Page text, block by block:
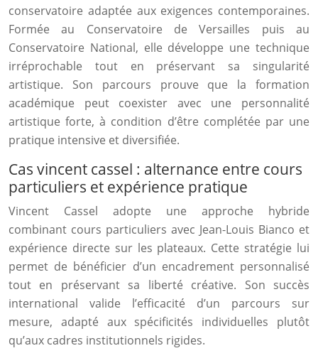
conservatoire adaptée aux exigences contemporaines.
Formée au Conservatoire de Versailles puis au
Conservatoire National, elle développe une technique
irréprochable tout en préservant sa singularité
artistique. Son parcours prouve que la formation
académique peut coexister avec une personnalité
artistique forte, à condition d’être complétée par une
pratique intensive et diversifiée.
Cas vincent cassel : alternance entre cours
particuliers et expérience pratique
Vincent Cassel adopte une approche hybride
combinant cours particuliers avec Jean-Louis Bianco et
expérience directe sur les plateaux. Cette stratégie lui
permet de bénéficier d’un encadrement personnalisé
tout en préservant sa liberté créative. Son succès
international valide l’efficacité d’un parcours sur
mesure, adapté aux spécificités individuelles plutôt
qu’aux cadres institutionnels rigides.